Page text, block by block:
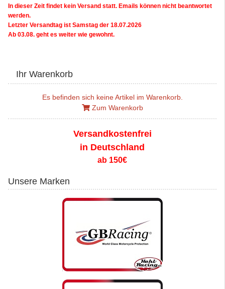
In dieser Zeit findet kein Versand statt. Emails können nicht beantwortet
werden.
Letzter Versandtag ist Samstag der 18.07.2026
Ab 03.08. geht es weiter wie gewohnt.
Ihr Warenkorb
Es befinden sich keine Artikel im Warenkorb.
Zum Warenkorb
Versandkostenfrei
in Deutschland
ab 150€
Unsere Marken